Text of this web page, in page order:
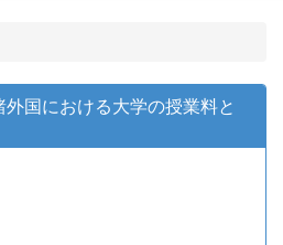
外国における大学の授業料と